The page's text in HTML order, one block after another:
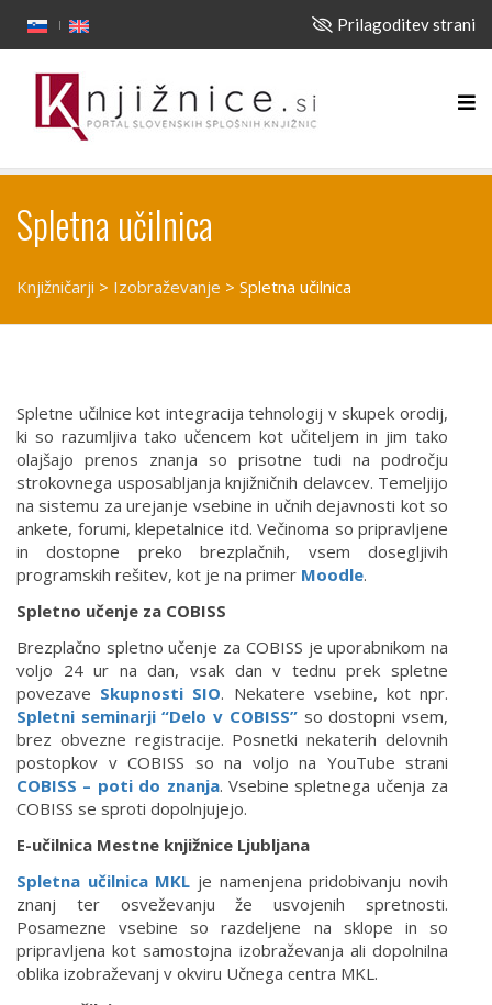
Prilagoditev strani
Spletna učilnica
Knjižničarji > Izobraževanje > Spletna učilnica
Spletne učilnice kot integracija tehnologij v skupek orodij,
ki so razumljiva tako učencem kot učiteljem in jim tako
olajšajo prenos znanja so prisotne tudi na področju
strokovnega usposabljanja knjižničnih delavcev. Temeljijo
na sistemu za urejanje vsebine in učnih dejavnosti kot so
ankete, forumi, klepetalnice itd. Večinoma so pripravljene
in dostopne preko brezplačnih, vsem dosegljivih
programskih rešitev, kot je na primer Moodle.
Spletno učenje za COBISS
Brezplačno spletno učenje za COBISS je uporabnikom na
voljo 24 ur na dan, vsak dan v tednu prek spletne
povezave Skupnosti SIO. Nekatere vsebine, kot npr.
Spletni seminarji “Delo v COBISS”so dostopni vsem,
brez obvezne registracije. Posnetki nekaterih delovnih
postopkov v COBISS so na voljo na YouTube strani
COBISS – poti do znanja. Vsebine spletnega učenja za
COBISS se sproti dopolnjujejo.
E-učilnica Mestne knjižnice Ljubljana
Spletna učilnica MKL je namenjena pridobivanju novih
znanj ter osveževanju že usvojenih spretnosti.
Posamezne vsebine so razdeljene na sklope in so
pripravljena kot samostojna izobraževanja ali dopolnilna
oblika izobraževanj v okviru Učnega centra MKL.